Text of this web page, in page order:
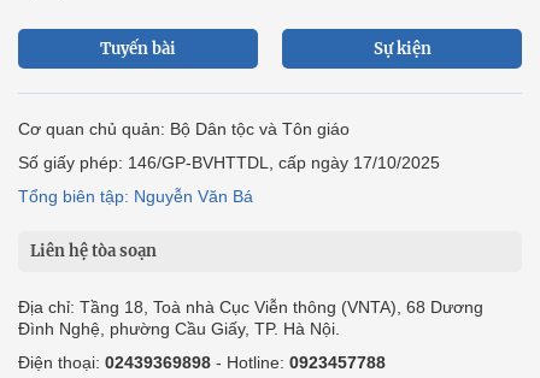
Tuyến bài Sự kiện
Cơ quan chủ quản: Bộ Dân tộc và Tôn giáo
Số giấy phép: 146/GP-BVHTTDL, cấp ngày 17/10/2025
Tổng biên tập: Nguyễn Văn Bá
Liên hệ tòa soạn
Địa chỉ: Tầng 18, Toà nhà Cục Viễn thông (VNTA), 68 Dương
Đình Nghệ, phường Cầu Giấy, TP. Hà Nội.
Điện thoại: 02439369898 - Hotline: 0923457788